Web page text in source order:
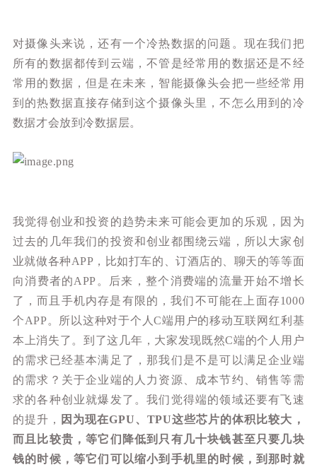
对摄像头来说，还有一个冷热数据的问题。现在我们把
所有的数据都传到云端，不管是经常用的数据还是不经
常用的数据，但是在未来，智能摄像头会把一些经常用
到的热数据直接存储到这个摄像头里，不怎么用到的冷
数据才会放到冷数据层。
我觉得创业和投资的趋势未来可能会更加的乐观，因为
过去的几年我们的投资和创业都围绕云端，所以大家创
业就做各种APP，比如打车的、订酒店的、聊天的等等面
向消费者的APP。后来，整个消费端的流量开始不增长
了，而且手机内存是有限的，我们不可能在上面存1000
个APP。所以这种对于个人C端用户的移动互联网红利基
本上消失了。到了这几年，大家发现既然C端的个人用户
的需求已经基本满足了，那我们是不是可以满足企业端
的需求？关于企业端的人力资源、成本节约、销售等需
求的各种创业就爆发了。我们觉得端的领域还要有飞速
的提升，
因为现在GPU、TPU这些芯片的体积比较大，
而且比较贵，等它们降低到只有几十块钱甚至只要几块
钱的时候，等它们可以缩小到手机里的时候，到那时就